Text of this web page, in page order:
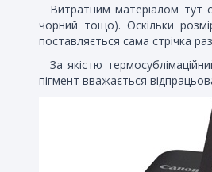
Витратним матеріалом тут
чорний тощо). Оскільки
поставляється сама стрічка
За якістю
пігмент вважається